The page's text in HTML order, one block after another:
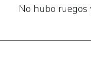
No hubo ruegos